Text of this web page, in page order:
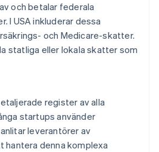
och betalar federala
I USA inkluderar dessa
och Medicare-skatter.
statliga eller lokala skatter som
register av alla
startups använder
leverantörer av
hantera denna komplexa